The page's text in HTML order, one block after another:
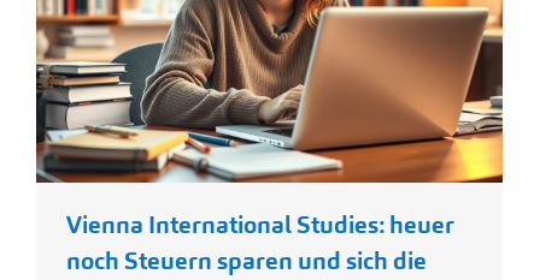
Vienna International Studies: heuer
noch Steuern sparen und sich die